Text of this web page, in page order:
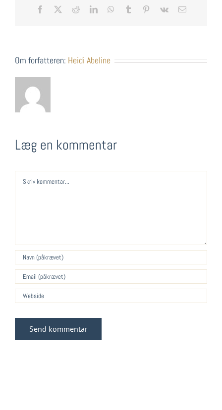
Facebook RedditLinkedInWhatsApp
Tumblr Pinterest
Vk
E-
Om forfatteren: Heidi Abeline
Læg en kommentar